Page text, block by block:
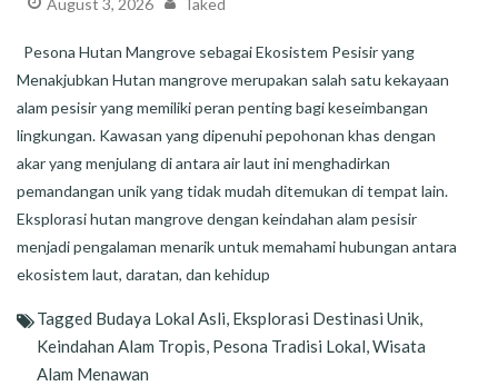
August 3, 2026 Taked
Pesona Hutan Mangrove sebagai Ekosistem Pesisir yang
Menakjubkan Hutan mangrove merupakan salah satu kekayaan
alam pesisir yang memiliki peran penting bagi keseimbangan
lingkungan. Kawasan yang dipenuhi pepohonan khas dengan
akar yang menjulang di antara air laut ini menghadirkan
pemandangan unik yang tidak mudah ditemukan di tempat lain.
Eksplorasi hutan mangrove dengan keindahan alam pesisir
menjadi pengalaman menarik untuk memahami hubungan antara
ekosistem laut, daratan, dan kehidup
Tagged Budaya Lokal Asli, Eksplorasi Destinasi Unik,
Keindahan Alam Tropis, Pesona Tradisi Lokal,Wisata
Alam Menawan